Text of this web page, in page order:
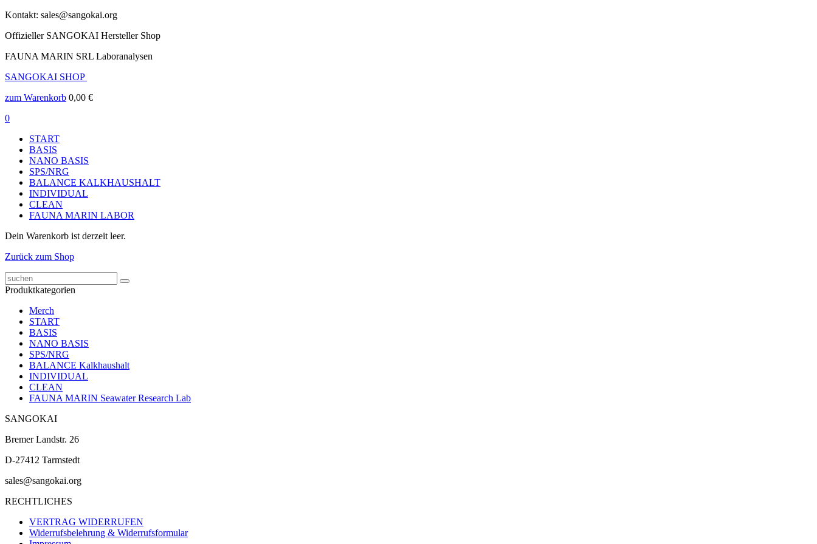
Kontakt: sales@sangokai.org
Offizieller SANGOKAI Hersteller Shop
FAUNA MARIN SRL Laboranalysen
SANGOKAI SHOP
zum Warenkorb 0,00 €
0
START
BASIS
NANO BASIS
SPS/NRG
BALANCE KALKHAUSHALT
INDIVIDUAL
CLEAN
FAUNA MARIN LABOR
Dein Warenkorb ist derzeit leer.
Zurück zum Shop
Produktkategorien
Merch
START
BASIS
NANO BASIS
SPS/NRG
BALANCE Kalkhaushalt
INDIVIDUAL
CLEAN
FAUNA MARIN Seawater Research Lab
SANGOKAI
Bremer Landstr. 26
D-27412 Tarmstedt
sales@sangokai.org
RECHTLICHES
VERTRAG WIDERRUFEN
Widerrufsbelehrung & Widerrufsformular